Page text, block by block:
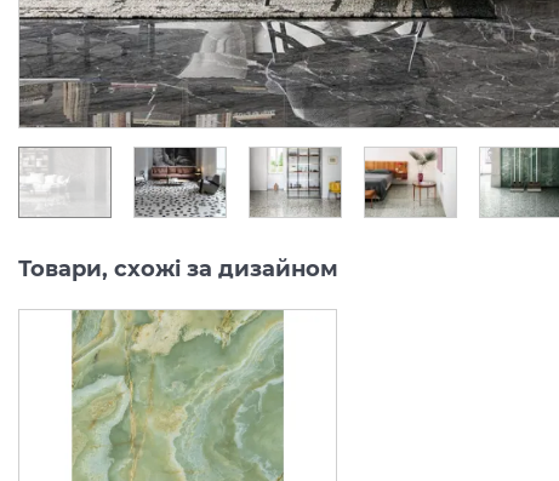
6 159.02
грн/м2
6 159.02
грн/м2
Товари, схожі за дизайном